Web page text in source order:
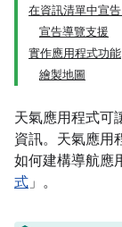
在資訊清單中宣
宣告導覽支援
實作應用程式功能
繪製地圖
天氣應用程式可
資訊。天氣應用
如何建構導航應
式」。